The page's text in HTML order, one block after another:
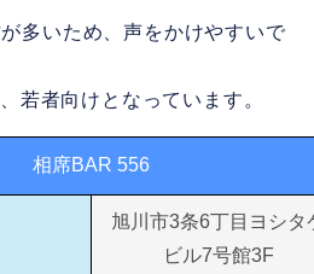
多いため、声をかけやすいで
若者向けとなっています。
相席BAR 556
旭川市3条6丁目ヨシタ
ビル7号館3F